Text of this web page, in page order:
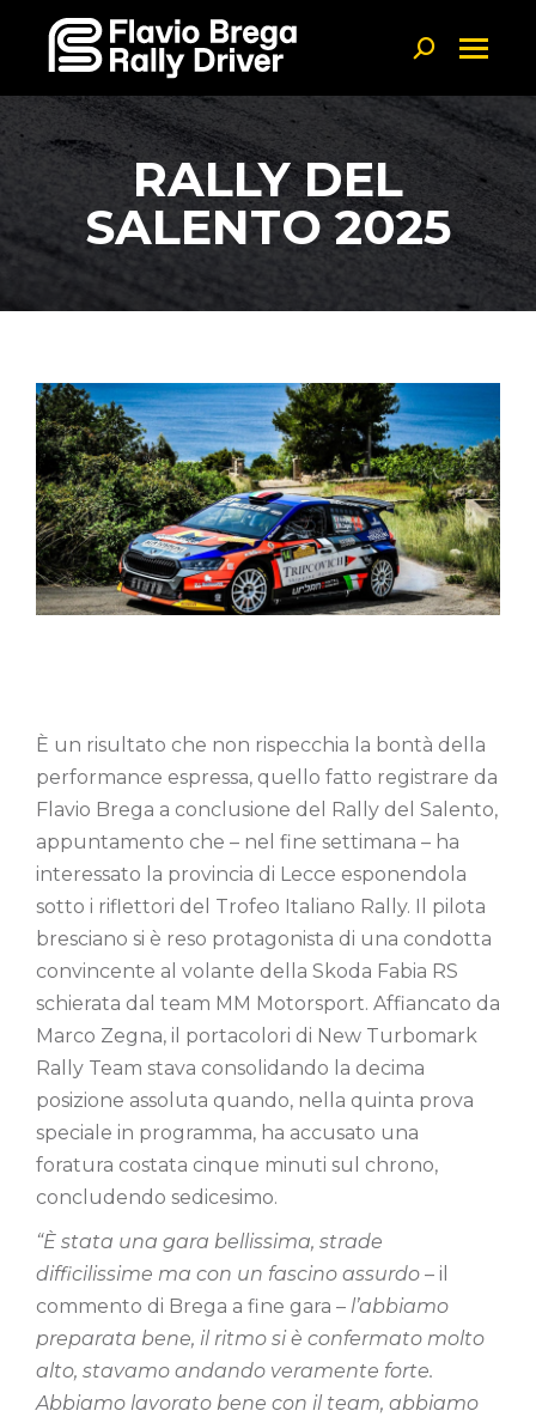
Linkedin page opens in new window
Search:
RALLY DEL
SALENTO 2025
È un risultato che non rispecchia la bontà della
performance espressa, quello fatto registrare da
Flavio Brega a conclusione del Rally del Salento,
appuntamento che – nel fine settimana – ha
interessato la provincia di Lecce esponendola
sotto i riflettori del Trofeo Italiano Rally. Il pilota
bresciano si è reso protagonista di una condotta
convincente al volante della Skoda Fabia RS
schierata dal team MM Motorsport. Affiancato da
Marco Zegna, il portacolori di New Turbomark
Rally Team stava consolidando la decima
posizione assoluta quando, nella quinta prova
speciale in programma, ha accusato una
foratura costata cinque minuti sul chrono,
concludendo sedicesimo.
“È stata una gara bellissima, strade
difficilissime ma con un fascino assurdo – il
commento di Brega a fine gara – l’abbiamo
preparata bene, il ritmo si è confermato molto
alto, stavamo andando veramente forte.
Abbiamo lavorato bene con il team, abbiamo